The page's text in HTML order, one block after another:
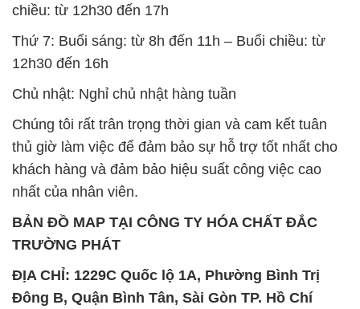
chiều: từ 12h30 đến 17h
Thứ 7: Buổi sáng: từ 8h đến 11h – Buổi chiều: từ
12h30 đến 16h
Chủ nhật: Nghỉ chủ nhật hàng tuần
Chúng tôi rất trân trọng thời gian và cam kết tuân
thủ giờ làm việc để đảm bảo sự hỗ trợ tốt nhất cho
khách hàng và đảm bảo hiệu suất công việc cao
nhất của nhân viên.
BẢN ĐỒ MAP TẠI CÔNG TY HÓA CHẤT ĐẮC
TRƯỜNG PHÁT
ĐỊA CHỈ: 1229C Quốc lộ 1A, Phường Bình Trị
Đông B, Quận Bình Tân, Sài Gòn TP. Hồ Chí